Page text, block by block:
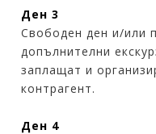
Ден 3
Свободен ден и/или
допълнителни
заплащат и
контрагент.
Ден 4